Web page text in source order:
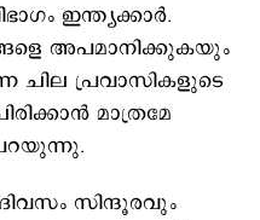
ഇന്ത്യക്കാര്‍.
അപമാനിക്കുകയും
ചില പ്രവാസികളുടെ
മാത്രമേ
സിന്ദൂരവും